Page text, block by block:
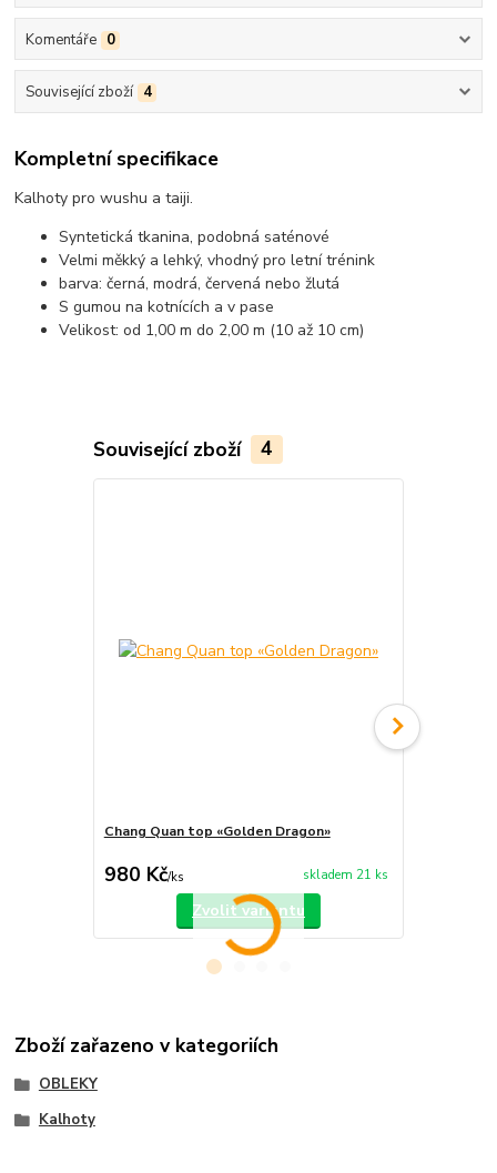
Komentáře 0
Související zboží 4
Kompletní specifikace
Kalhoty pro wushu a taiji.
Syntetická tkanina, podobná saténové
Velmi měkký a lehký, vhodný pro letní trénink
barva: černá, modrá, červená nebo žlutá
S gumou na kotnících a v pase
Velikost: od 1,00 m do 2,00 m (10 až 10 cm)
Související zboží 4
Chang Quan top «Golden Dragon»
980 Kč/ks skladem 21 ks
Zvolit variantu
Zboží zařazeno v kategoriích
OBLEKY
Kalhoty